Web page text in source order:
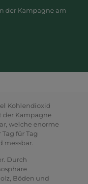
der Kampagne am
Kohlendioxid
der Kampagne
welche enorme
für Tag
messbar.
Durch
Böden und